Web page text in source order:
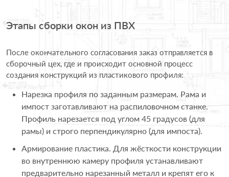
Этапы сборки окон из ПВХ
После окончательного согласования заказ отправляется в
сборочный цех, где и происходит основной процесс
создания конструкций из пластикового профиля:
Нарезка профиля по заданным размерам. Рама и
импост заготавливают на распиловочном станке.
Профиль нарезается под углом 45 градусов (для
рамы) и строго перпендикулярно (для импоста).
Армирование пластика. Для жёсткости конструкции
во внутреннюю камеру профиля устанавливают
предварительно нарезанный металл и крепят его к